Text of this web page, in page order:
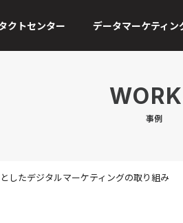
クトセンター データマーケティン
事例
したデジタルマーケティングの取り組み